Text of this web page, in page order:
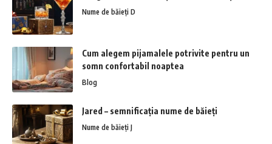
Nume de băieți D
Cum alegem pijamalele potrivite pentru un
somn confortabil noaptea
Blog
Jared – semnificația nume de băieți
Nume de băieți J